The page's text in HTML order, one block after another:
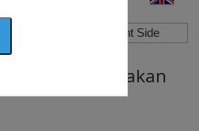
Show/Hide Right Side
Tutrakan